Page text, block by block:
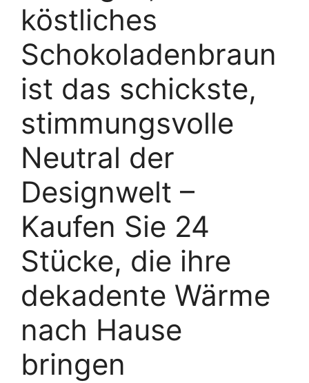
köstliches
Schokoladenbraun
ist das schickste,
stimmungsvolle
Neutral der
Designwelt –
Kaufen Sie 24
Stücke, die ihre
dekadente Wärme
nach Hause
bringen